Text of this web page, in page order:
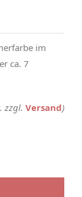
im
ca. 7
zzgl. Versand)